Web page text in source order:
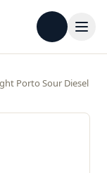
Porto Sour Diesel